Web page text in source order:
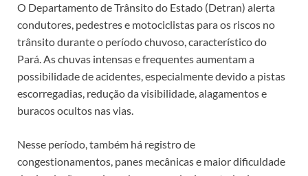
O Departamento de Trânsito do Estado (Detran) alerta
condutores, pedestres e motociclistas para os riscos no
trânsito durante o período chuvoso, característico do
Pará. As chuvas intensas e frequentes aumentam a
possibilidade de acidentes, especialmente devido a pistas
escorregadias, redução da visibilidade, alagamentos e
buracos ocultos nas vias.
Nesse período, também há registro de
congestionamentos, panes mecânicas e maior dificuldade